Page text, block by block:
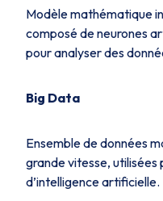
Modèle mathématique
composé de neurones
pour analyser des
Big Data
Ensemble de données
grande vitesse,
d’intelligence artificielle.